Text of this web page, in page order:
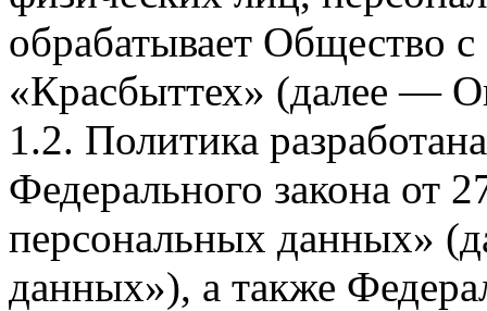
обрабатывает Общество
«Красбыттех» (далее —
1.2. Политика
Федерального закона
персональных данных»
данных»), а также